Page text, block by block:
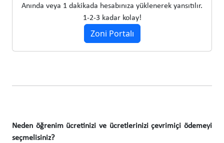
Anında veya 1 dakikada hesabınıza yüklenerek yansıtılır.
1-2-3 kadar kolay!
Zoni Portalı
Neden öğrenim ücretinizi ve ücretlerinizi çevrimiçi ödemeyi
seçmelisiniz?